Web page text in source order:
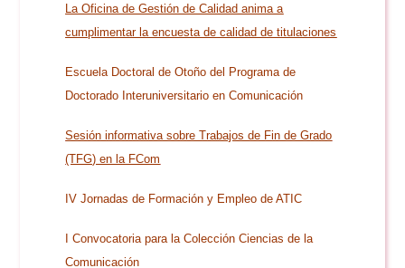
Doble Grado PER/CAV
Boletines
La Oficina de Gestión de Calidad anima a
cumplimentar la encuesta de calidad de titulaciones
Escuela Doctoral de Otoño del Programa de
Doctorado Interuniversitario en Comunicación
Sesión informativa sobre Trabajos de Fin de Grado
(TFG) en la FCom
IV Jornadas de Formación y Empleo de ATIC
I Convocatoria para la Colección Ciencias de la
Comunicación